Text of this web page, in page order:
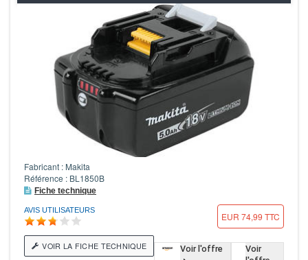
Fabricant : Makita
Référence : BL1850B
Fiche technique
AVIS UTILISATEURS
EUR 74,99 TTC
VOIR LA FICHE TECHNIQUE Voir l'offre
Voir